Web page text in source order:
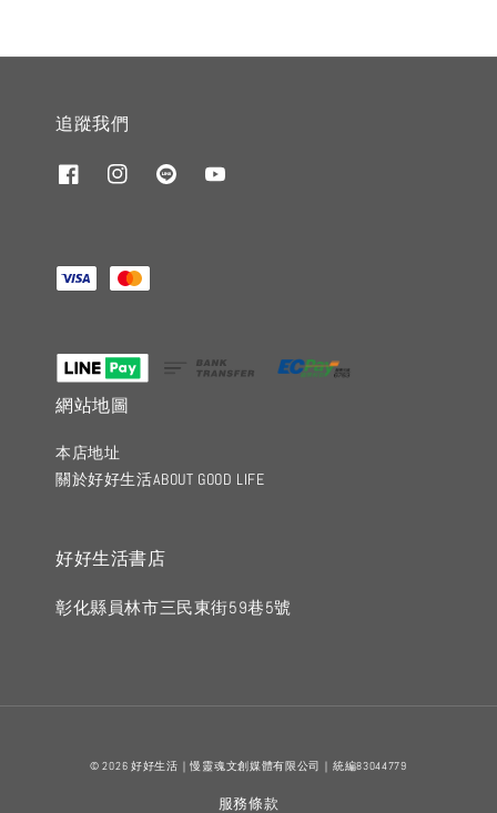
追蹤我們
網站地圖
本店地址
關於好好生活ABOUT GOOD LIFE
好好生活書店
彰化縣員林市三民東街59巷5號
© 2026 好好生活｜慢靈魂文創媒體有限公司｜統編83044779
服務條款